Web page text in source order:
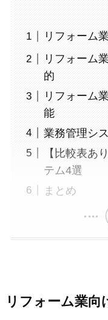
リフォーム
リフォーム
的
リフォーム
能
業務管理シ
【比較表あ
テム4選
まとめ
リフォーム業向